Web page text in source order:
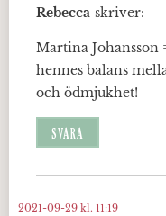
Rebecca skriver:
Martina Johansson
hennes balans
och ödmjukhet!
SVARA
2021-09-29 kl. 11:19